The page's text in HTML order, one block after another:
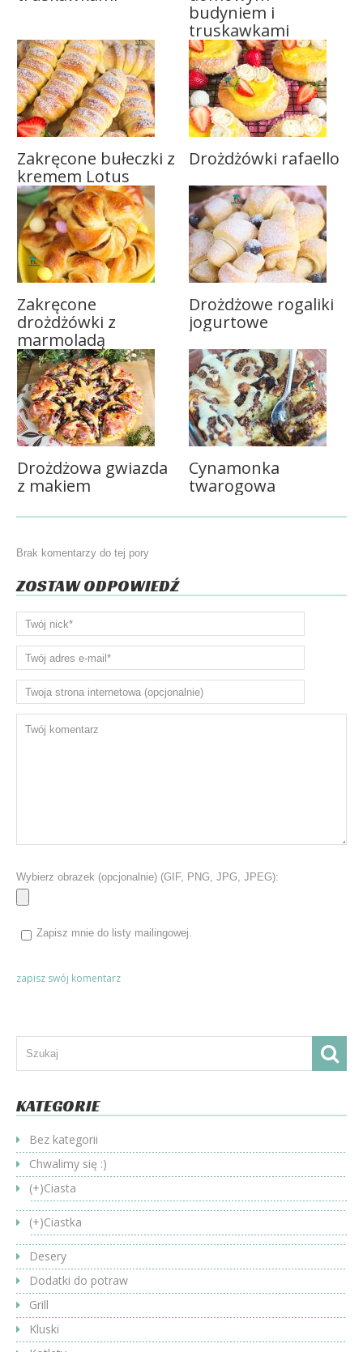
budyniem i
truskawkami
Zakręcone bułeczki z
kremem Lotus
Drożdżówki rafaello
Zakręcone
drożdżówki z
marmoladą
Drożdżowe rogaliki
jogurtowe
Drożdżowa gwiazda
z makiem
Cynamonka
twarogowa
Brak komentarzy do tej pory
ZOSTAW ODPOWIEDŹ
Wybierz obrazek (opcjonalnie) (GIF, PNG, JPG, JPEG):
Zapisz mnie do listy mailingowej.
KATEGORIE
Bez kategorii
Chwalimy się :)
(+)Ciasta
(+)Ciastka
Desery
Dodatki do potraw
Grill
Kluski